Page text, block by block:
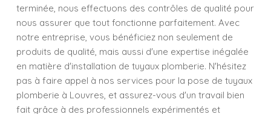
terminée, nous effectuons des contrôles de qualité pour
nous assurer que tout fonctionne parfaitement. Avec
notre entreprise, vous bénéficiez non seulement de
produits de qualité, mais aussi d'une expertise inégalée
en matière d'installation de tuyaux plomberie. N'hésitez
pas à faire appel à nos services pour la pose de tuyaux
plomberie à Louvres, et assurez-vous d'un travail bien
fait grâce à des professionnels expérimentés et